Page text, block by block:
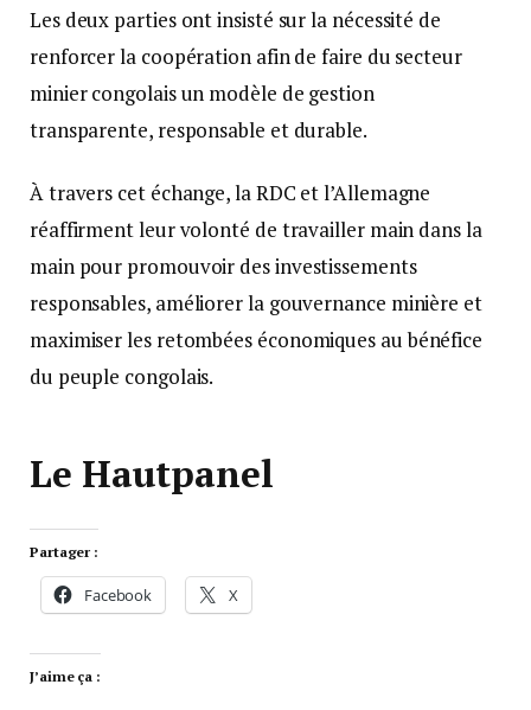
Les deux parties ont insisté sur la nécessité de
renforcer la coopération afin de faire du secteur
minier congolais un modèle de gestion
transparente, responsable et durable.
À travers cet échange, la RDC et l’Allemagne
réaffirment leur volonté de travailler main dans la
main pour promouvoir des investissements
responsables, améliorer la gouvernance minière et
maximiser les retombées économiques au bénéfice
du peuple congolais.
Le Hautpanel
Partager :
Facebook X
J’aime ça :